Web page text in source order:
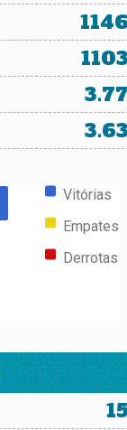
Vitórias
Empates
Derrotas